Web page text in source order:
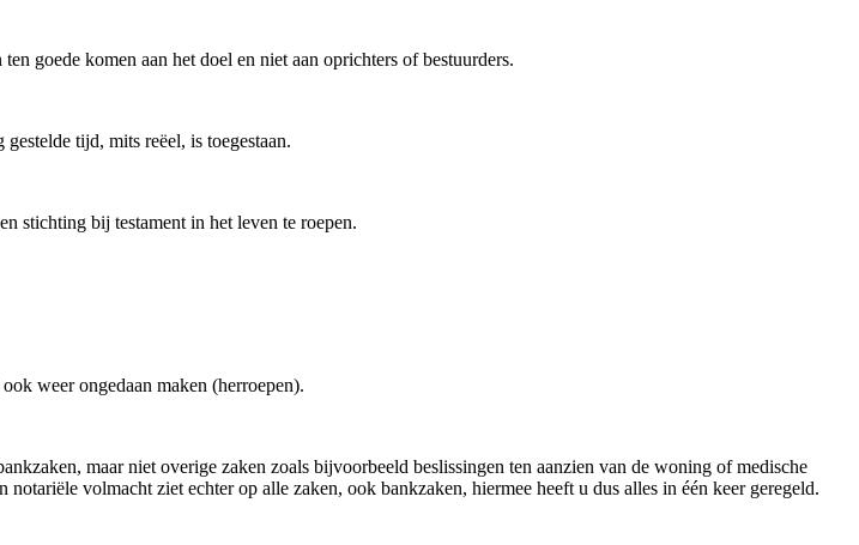
goede komen aan het doel en niet aan oprichters of bestuurders.
tijd, mits reëel, is toegestaan.
stichting bij testament in het leven te roepen.
weer ongedaan maken (herroepen).
maar niet overige zaken zoals bijvoorbeeld beslissingen ten aanzien van de woning of medische
volmacht ziet echter op alle zaken, ook bankzaken, hiermee heeft u dus alles in één keer geregeld.